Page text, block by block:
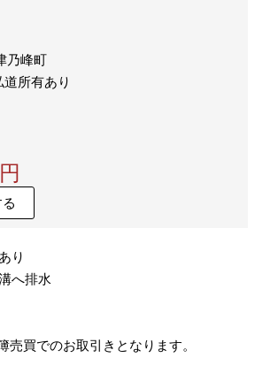
乃峰町
所有あり
り
へ排水
買でのお取引きとなります。